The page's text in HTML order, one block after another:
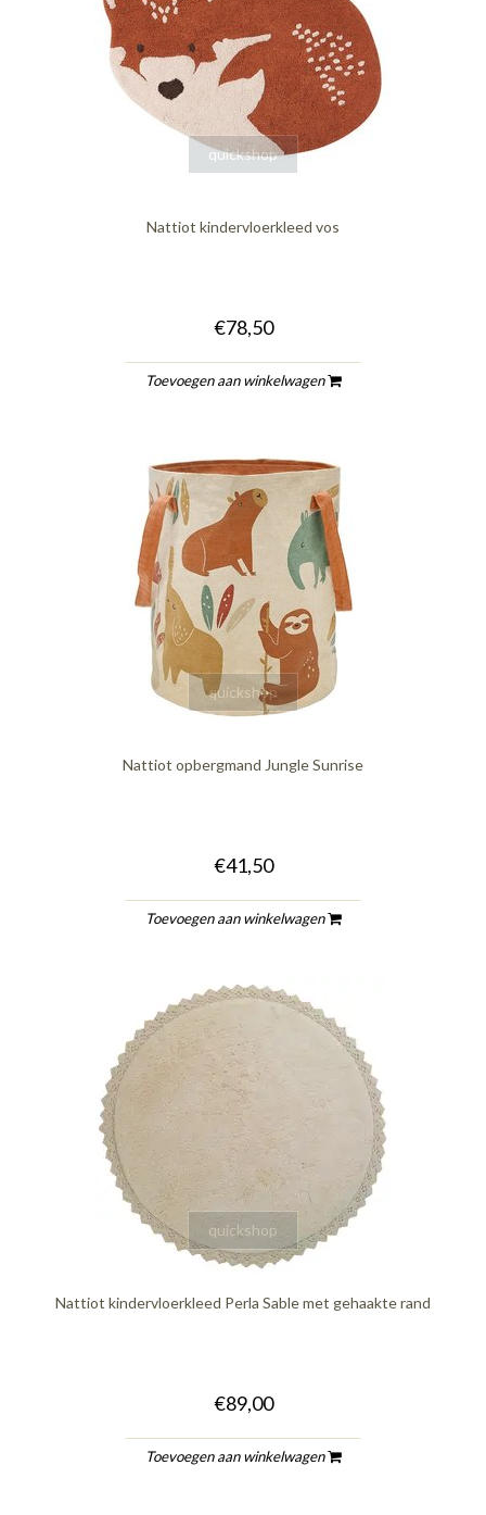
quickshop
Nattiot kindervloerkleed vos
€78,50
Toevoegen aan winkelwagen
quickshop
Nattiot opbergmand Jungle Sunrise
€41,50
Toevoegen aan winkelwagen
quickshop
Nattiot kindervloerkleed Perla Sable met gehaakte rand
€89,00
Toevoegen aan winkelwagen